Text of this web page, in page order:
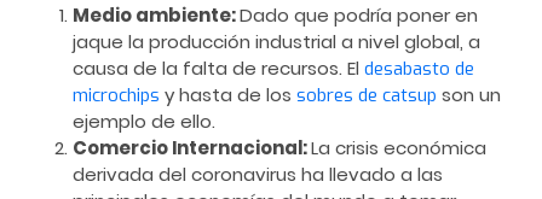
Medio ambiente:Dado que podría poner en
jaque la producción industrial a nivel global, a
causa de la falta de recursos. El desabasto de
microchips y hasta de los sobres de catsup son un
ejemplo de ello.
Comercio Internacional:La crisis económica
derivada del coronavirus ha llevado a las